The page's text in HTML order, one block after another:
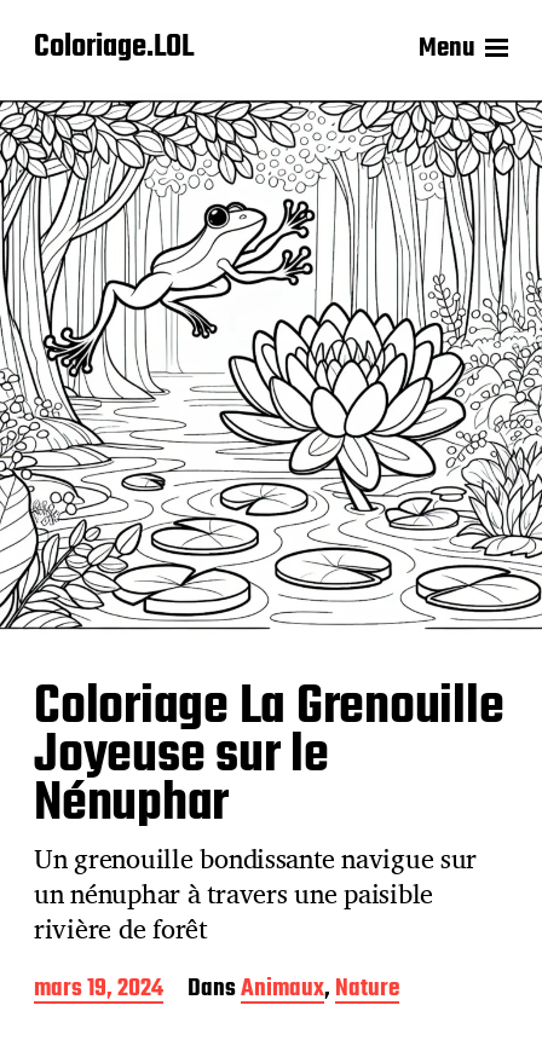
Coloriage.LOL Menu
Coloriage La Grenouille
Joyeuse sur le
Nénuphar
Un grenouille bondissante navigue sur
un nénuphar à travers une paisible
rivière de forêt
D
a
mars 19, 2024 DansAnimaux,Nature